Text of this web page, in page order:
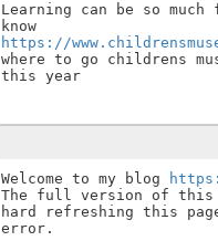
Learning can be so
https://
where to go childrens
this year
Welcome to my blog
The full version of
hard refreshing this
error.